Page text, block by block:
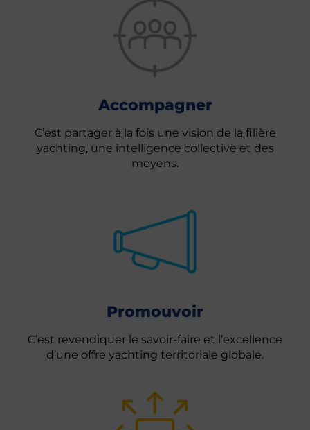
Accompagner
C’est partager à la fois une vision de la filière
yachting, une intelligence collective et des
moyens.
Promouvoir
C’est revendiquer le savoir-faire et l’excellence
d’une offre yachting territoriale globale.